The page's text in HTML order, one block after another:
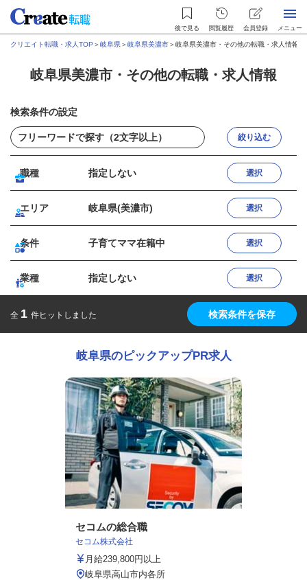
後で見る 閲覧履歴 会員登録 メニュー
クリエイト転職・求人TOP ＞岐阜県＞岐阜県美濃市＞岐阜県美濃市・その他の転職・求人情報
岐阜県美濃市・その他の転職・求人情報
検索条件の設定
絞り込む
職種 指定しない 選択
エリア 岐阜県(美濃市) 選択
条件 子育てママ在籍中 選択
業種 指定しない 選択
全 1 件ヒットしました 検索条件を保存
岐阜県のピックアップPR求人
セコムの総合職
セコム株式会社
月給239,800円以上
岐阜県高山市内各所